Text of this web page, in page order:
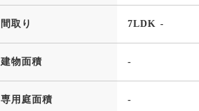
間取り 7LDK -
建物面積 -
専用庭面積 -